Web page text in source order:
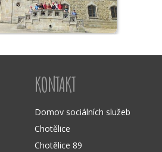
KONTAKT
Domov sociálních služeb
Chotělice
Chotělice 89